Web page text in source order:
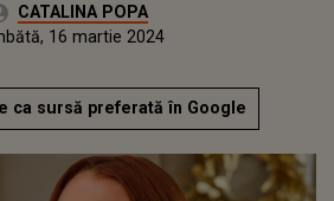
CATALINA POPA
16 martie 2024
ca sursă preferată în Google